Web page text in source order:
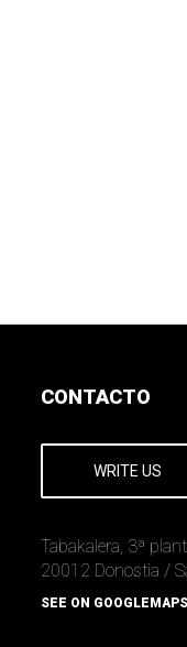
CONTACTO
WRITE US
Tabakalera, 3ª
20012 Donostia /
SEE ON GOOGLEMAPS